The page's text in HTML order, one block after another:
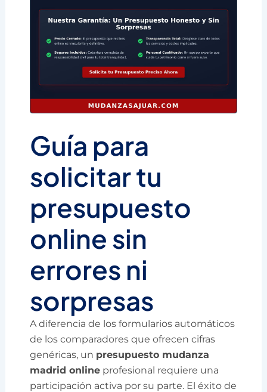
Guía para
solicitar tu
presupuesto
online sin
errores ni
sorpresas
A diferencia de los formularios automáticos
de los comparadores que ofrecen cifras
genéricas, un presupuesto mudanza
madrid online profesional requiere una
participación activa por su parte. El éxito de